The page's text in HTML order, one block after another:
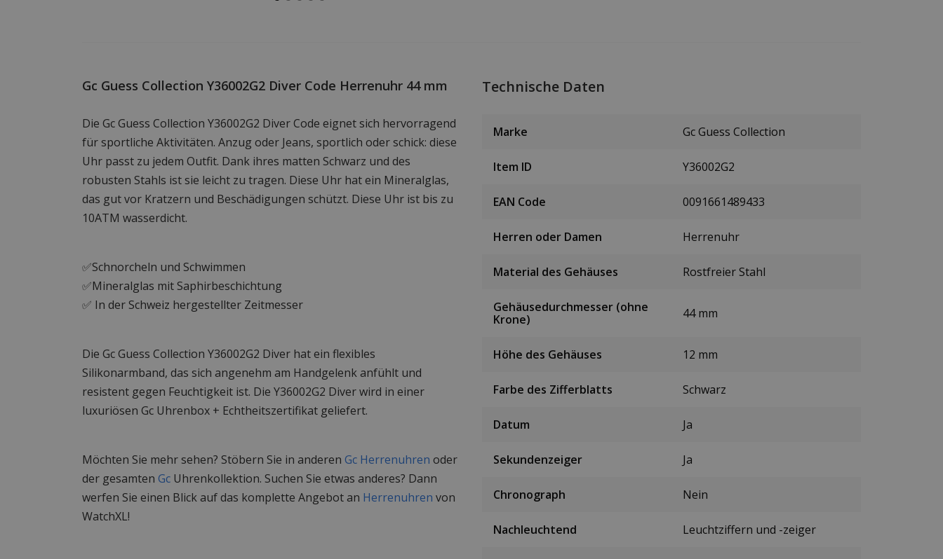
Gc Guess Collection Y36002G2 Diver Code Herrenuhr 44 mm
Die Gc Guess Collection Y36002G2 Diver Code eignet sich hervorragend
für sportliche Aktivitäten. Anzug oder Jeans, sportlich oder schick: diese
Uhr passt zu jedem Outfit. Dank ihres matten Schwarz und des
robusten Stahls ist sie leicht zu tragen. Diese Uhr hat ein Mineralglas,
das gut vor Kratzern und Beschädigungen schützt. Diese Uhr ist bis zu
10ATM wasserdicht.
✅Schnorcheln und Schwimmen
✅Mineralglas mit Saphirbeschichtung
✅ In der Schweiz hergestellter Zeitmesser
Die Gc Guess Collection Y36002G2 Diver hat ein flexibles
Silikonarmband, das sich angenehm am Handgelenk anfühlt und
resistent gegen Feuchtigkeit ist. Die Y36002G2 Diver wird in einer
luxuriösen Gc Uhrenbox + Echtheitszertifikat geliefert.
Möchten Sie mehr sehen? Stöbern Sie in anderen Gc Herrenuhren oder
der gesamten Gc Uhrenkollektion. Suchen Sie etwas anderes? Dann
werfen Sie einen Blick auf das komplette Angebot an Herrenuhren von
WatchXL!
Technische Daten
Marke Gc Guess Collection
Item ID Y36002G2
EAN Code 0091661489433
Herren oder Damen Herrenuhr
Material des Gehäuses Rostfreier Stahl
Gehäusedurchmesser (ohne
Krone)
44 mm
Höhe des Gehäuses 12 mm
Farbe des Zifferblatts Schwarz
Datum Ja
Sekundenzeiger Ja
Chronograph Nein
Nachleuchtend Leuchtziffern und -zeiger